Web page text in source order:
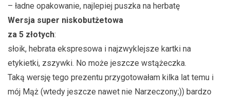
– ładne opakowanie, najlepiej puszka na herbatę
Wersja super niskobutżetowa
za 5 złotych:
słoik, hebrata ekspresowa i najzwyklejsze kartki na
etykietki, zszywki. No może jeszcze wstążeczka.
Taką wersję tego prezentu przygotowałam kilka lat temu i
mój Mąż (wtedy jeszcze nawet nie Narzeczony;)) bardzo